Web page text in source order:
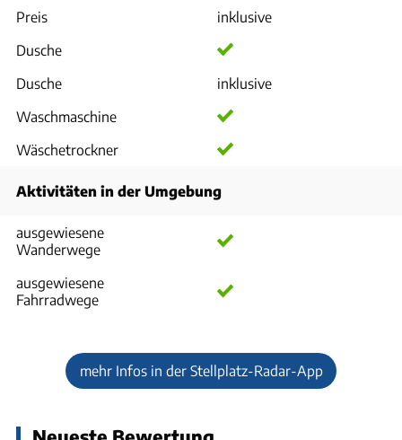
Preis
inklusive
Dusche
Dusche
inklusive
Waschmaschine
Wäschetrockner
Aktivitäten in der Umgebung
ausgewiesene
Wanderwege
ausgewiesene
Fahrradwege
mehr Infos in der Stellplatz-Radar-App